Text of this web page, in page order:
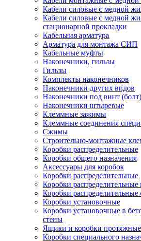
Кабели силовые с медной
Кабели силовые с медной
стационарной прокладки
Кабельная арматура
Арматура для монтажа СИП
Кабельные муфты
Наконечники, гильзы
Гильзы
Комплекты наконечников
Наконечники других видов
Наконечники под винт (болт)
Наконечники штыревые
Клеммные зажимы
Клеммные соединения
Сжимы
Строительно-монтажные
Коробки распределительные
Коробки общего назначения
Аксессуары для коробок
Коробки распределительные
Коробки
Коробки
Коробки установочные
Коробки установочные в
стены
Ящики и коробки протяжные
Коробки специального